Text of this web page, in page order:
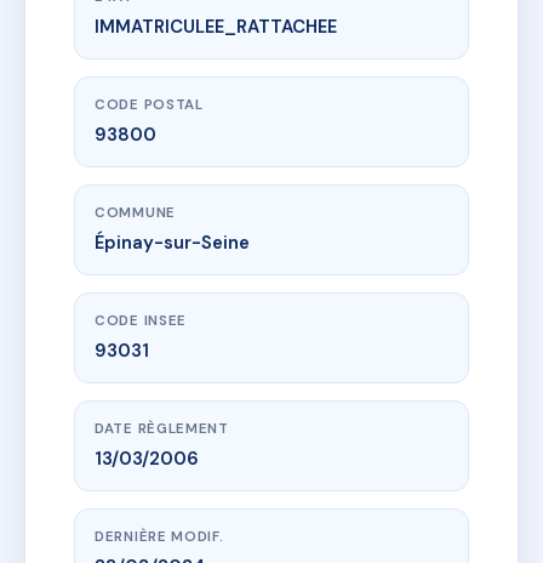
www.vme.plus/AC7220668
RESIDENCE HAMEAU DES TILLEULS
17A r de saint-gratien
IMMATRICULEE_RATTACHEE
CODE POSTAL
93800
COMMUNE
Épinay-sur-Seine
CODE INSEE
93031
DATE RÈGLEMENT
13/03/2006
DERNIÈRE MODIF.